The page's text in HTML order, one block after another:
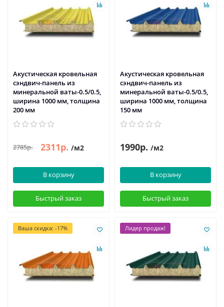
Акустическая кровельная
сэндвич-панель из
минеральной ваты-0.5/0.5,
ширина 1000 мм, толщина
200 мм
2785р. 2311р. /м2
В корзину
Быстрый заказ
Акустическая кровельная
сэндвич-панель из
минеральной ваты-0.5/0.5,
ширина 1000 мм, толщина
150 мм
1990р. /м2
В корзину
Быстрый заказ
Ваша скидка: -17% Лидер продаж!